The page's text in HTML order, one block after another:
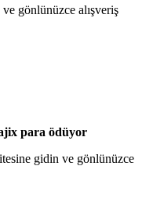
gönlünüzce alışveriş
para ödüyor
gidin ve gönlünüzce